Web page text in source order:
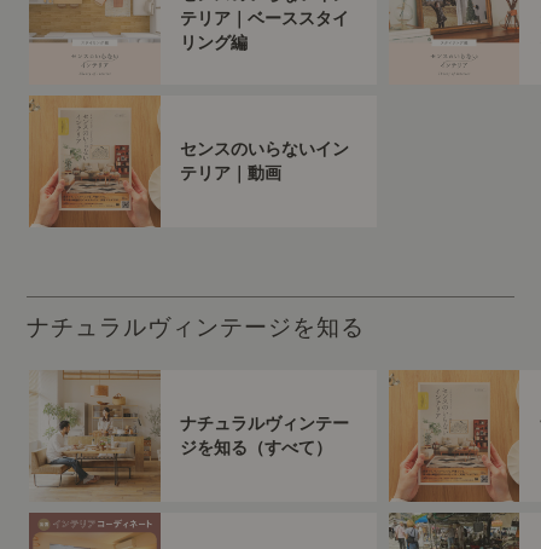
テリア｜ベーススタイ
リング編
センスのいらないイン
テリア｜動画
ナチュラルヴィンテージを知る
ナチュラルヴィンテー
ジを知る（すべて）